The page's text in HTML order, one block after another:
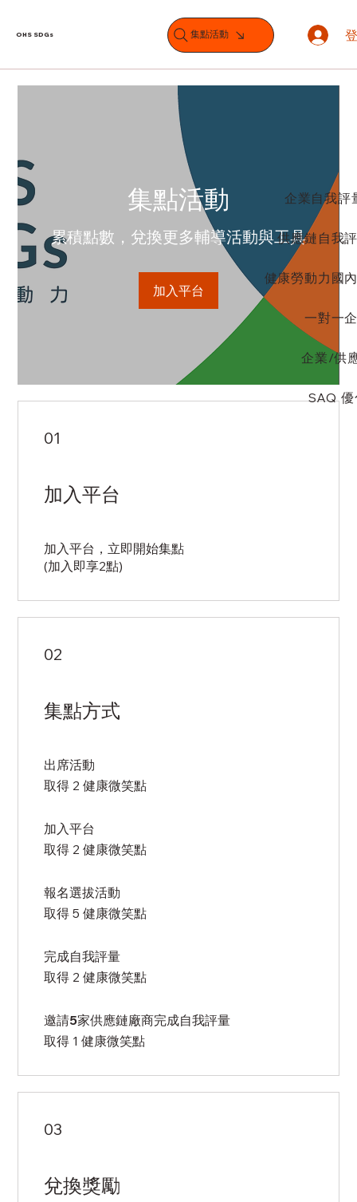
OHS SDGs 集點活動
集點活動
累積點數，兌換更多輔導活動與工具
加入平台
01
加入平台
加入平台，立即開始集點
(加入即享2點)
02
集點方式
出席活動
取得 2 健康微笑點
加入平台
取得 2 健康微笑點
報名選拔活動
取得 5 健康微笑點
完成自我評量
取得 2 健康微笑點
邀請5家供應鏈廠商完成自我評量
取得 1 健康微笑點
03
兌換獎勵
企業自我評
供應鏈自我
健康勞動力國
一對一
企業/供
SAQ